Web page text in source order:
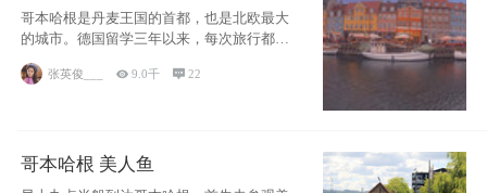
哥本哈根是丹麦王国的首都，也是北欧最大
的城市。德国留学三年以来，每次旅行都是
张英俊___ 9.0千 22
哥本哈根 美人鱼